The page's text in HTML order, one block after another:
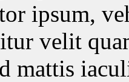
ipsum,
velit
mattis